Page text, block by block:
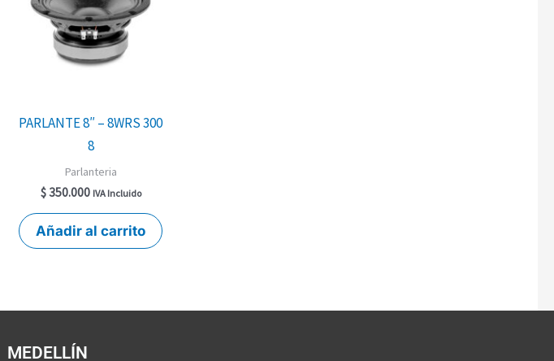
PARLANTE 8″ – 8WRS 300
8
Parlanteria
$350.000 IVA Incluido
Añadir al carrito
MEDELLÍN